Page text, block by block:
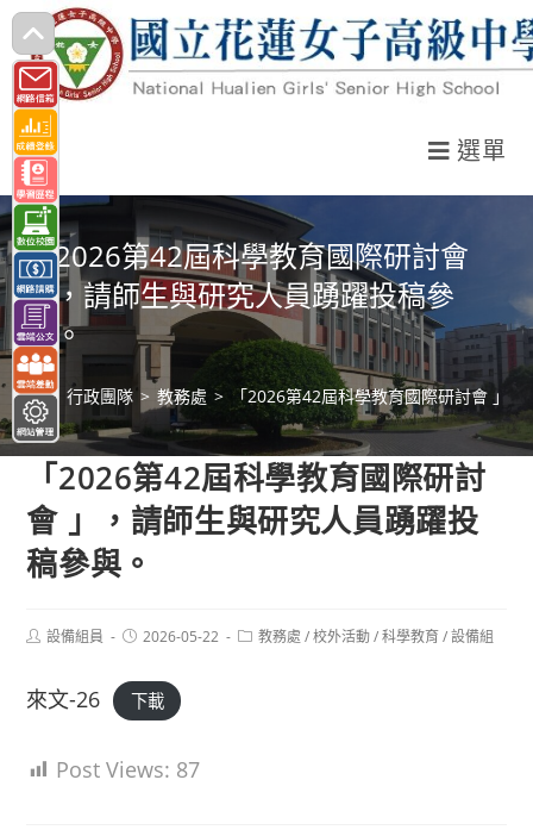
跳
轉
至
主
要
內
容
選單
「2026第42屆科學教育國際研討會
」，請師生與研究人員踴躍投稿參
與。
> 行政團隊 > 教務處 > 「2026第42屆科學教育國際研討會 」
「2026第42屆科學教育國際研討
會 」，請師生與研究人員踴躍投
稿參與。
Post設備組員
Post2026-05-22
Post教務處 / 校外活動 / 科學教育 / 設備組
來文-26 下載
Post Views: 87